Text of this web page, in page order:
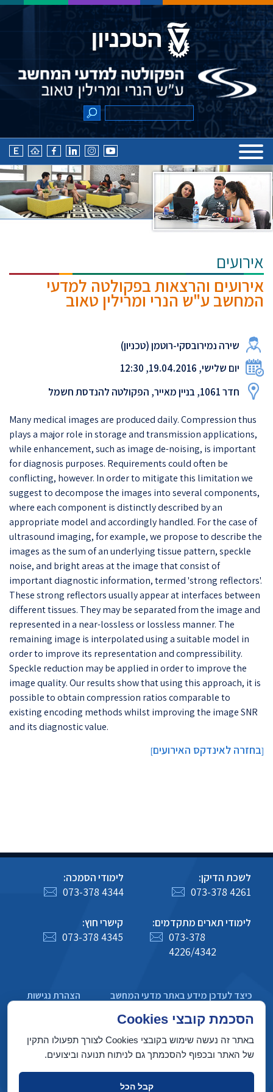
אירועים
אירועים והרצאות בפקולטה למדעי
המחשב ע"ש הנרי ומרילין טאוב
שירה נמירובסקי-רוטמן (טכניון)
יום שלישי, 19.04.2016, 12:30
חדר 1061, בניין מאייר, הפקולטה להנדסת חשמל
Many medical images are produced daily. Compression thus
plays a major role in storage and transmission applications,
while enhancement, such as image de-noising, is important
for diagnosis purposes. Requirements could often be
conflicting, however. In order to mitigate this limitation we
suggest to decompose the images into several components,
where each component is distinctly described by an
appropriate model and accordingly handled. For the case of
ultrasound imaging, for example, we propose to describe the
images as the sum of an underlying tissue pattern, speckle
noise, and bright areas at the image that consist of
important diagnostic information, termed 'strong reflectors'.
These strong reflectors usually appear at interfaces between
different tissues. They may be separated from the image and
represented in a near-lossless or lossless manner. The
remaining image is interpolated using a suitable model in
order to improve its representation and compressibility.
Speckle reduction may be applied in order to improve the
image quality. Our results show that using this approach, it is
possible to obtain compression ratios comparable to
existing encoding methods whilst improving the image SNR
and its diagnostic value.
[בחזרה לאינדקס האירועים]
לשכת הדיקן:
073-378 4261
לימודי הסמכה:
073-378 4344
לימודי תארים מתקדמים:
073-378
4226/4342
קישרי חוץ:
073-378 4345
כיצד לעדכן מידע באתר מדעי המחשב
הצהרת נגישות
מדיניות פרטיות
בניין טאוב, הטכניון מכון טכנולוגי לישראל, חיפה 3200003
הסכמת קובצי Cookies
באתר זה נעשה שימוש בקובצי Cookies לצורך תפעולו התקין
של האתר ובכפוף להסכמתך גם לניתוח תנועה וביצועים.
קבל הכל